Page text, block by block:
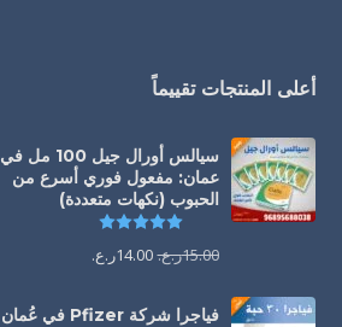
أعلى المنتجات تقييماً
سيالس أورال جيل 100 مل في
عمان: مفعول فوري أسرع من
الحبوب (نكهات متعددة)
15.00ر.ع. 14.00ر.ع.
فياجرا شركة Pfizer في عُمان